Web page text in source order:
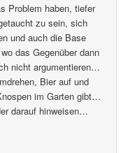
Problem haben, tiefer
zu sein, sich
und auch die Base
das Gegenüber dann
nicht argumentieren…
Bier auf und
im Garten gibt…
darauf hinweisen…